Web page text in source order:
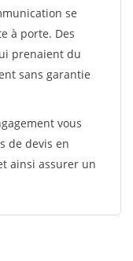
se
à porte. Des
prenaient du
sans garantie
vous
de devis en
ainsi assurer un